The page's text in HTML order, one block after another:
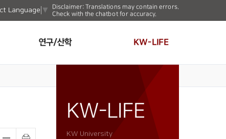
Language ▼
Disclaimer: Translations may contain errors.
Check with the chatbot for accuracy.
연구/산학 KW-LIFE
KW-LIFE
KW University